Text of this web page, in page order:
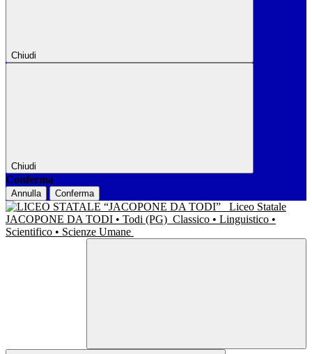
Chiudi
Chiudi
Conferma
Annulla Conferma
Liceo Statale
JACOPONE DA TODI • Todi (PG) Classico • Linguistico •
Scientifico • Scienze Umane